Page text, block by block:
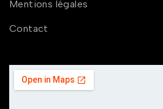
Mentions légales
Contact